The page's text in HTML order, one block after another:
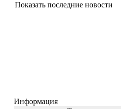
Показать последние новости
Информация